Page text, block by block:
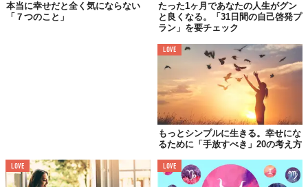
社会的に名声を博していても、収入が高くても、やりたいことを
仕事にしていたとしても、満たされない人はたくさんいます。そ
れなのに、無名のすっかんぴんで、裸に布一枚を巻いている程度
なのに、月を見上げて涙してたりする幸せ者もいるのです。
「幸せになろう」とすることを完全にやめた方が、早く幸せにな
れます。不安や混乱は「足りない」「どうにかしなければ」から
本当に幸せだと全く気にならない
「７つのこと」
たった1ヶ月であなたの人生がグン
と良くなる。「31日間の自己啓発プ
ラン」を要チェック
LOVE
もっとシンプルに生きる。幸せにな
るために「手放すべき」20の考え方
LOVE LOVE